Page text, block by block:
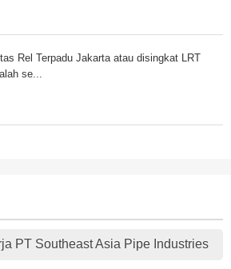
Rel Terpadu Jakarta atau disingkat LRT
se...
PT Southeast Asia Pipe Industries